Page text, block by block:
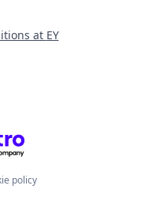
at EY
policy